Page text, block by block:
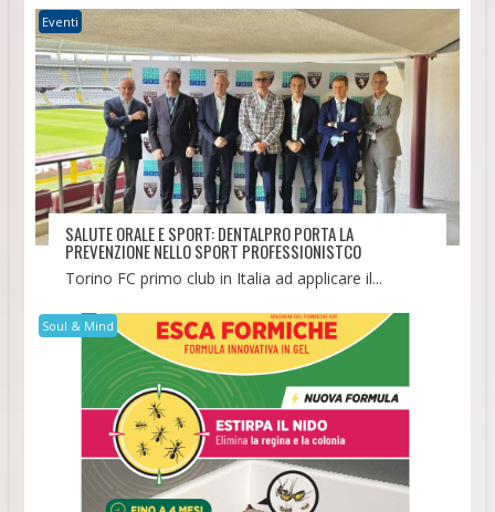
Eventi
SALUTE ORALE E SPORT: DENTALPRO PORTA LA
PREVENZIONE NELLO SPORT PROFESSIONISTCO
Torino FC primo club in Italia ad applicare il...
Soul & Mind